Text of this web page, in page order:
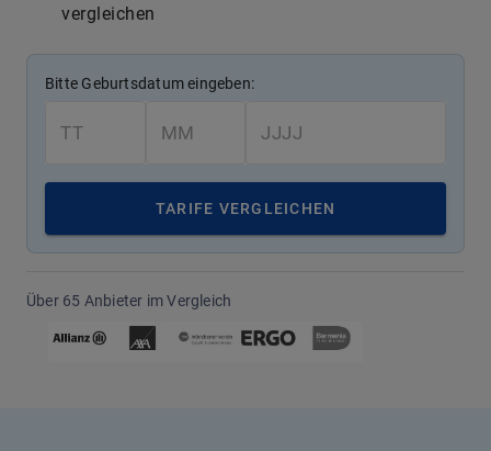
vergleichen
Bitte Geburtsdatum eingeben:
TARIFE VERGLEICHEN
Über 65 Anbieter im Vergleich